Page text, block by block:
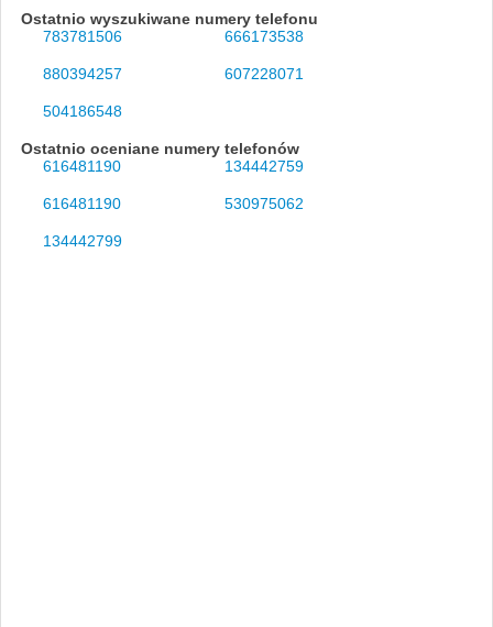
Ostatnio wyszukiwane numery telefonu
783781506
666173538
880394257 607228071
504186548
Ostatnio oceniane numery telefonów
616481190
134442759
616481190 530975062
134442799